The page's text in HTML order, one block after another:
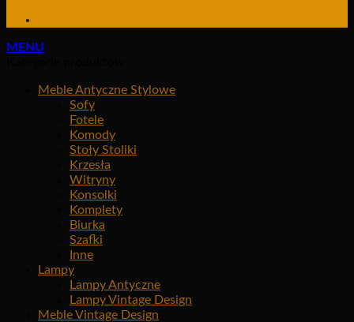
MENU
Meble Antyczne Stylowe
Sofy
Fotele
Komody
Stoły Stoliki
Krzesła
Witryny
Konsolki
Komplety
Biurka
Szafki
Inne
Lampy
Lampy Antyczne
Lampy Vintage Design
Meble Vintage Design